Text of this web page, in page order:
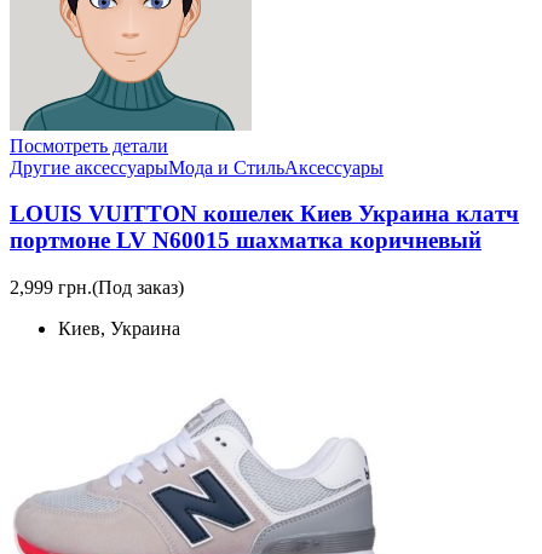
Посмотреть детали
Другие аксессуарыМода и СтильАксессуары
LOUIS VUITTON кошелек Киев Украина клатч
портмоне LV N60015 шахматка коричневый
2,999 грн.(Под заказ)
Киев, Украина